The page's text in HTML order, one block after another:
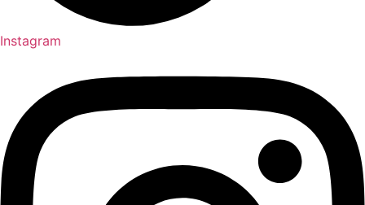
Instagram